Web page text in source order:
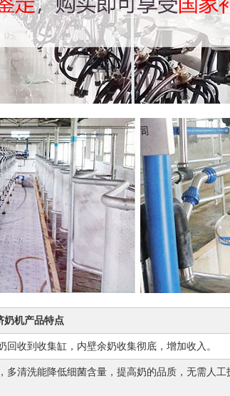
奶机产品特点
收到收集缸，内壁余奶收集彻底，增加收入。
清洗能降低细菌含量，提高奶的品质，无需人